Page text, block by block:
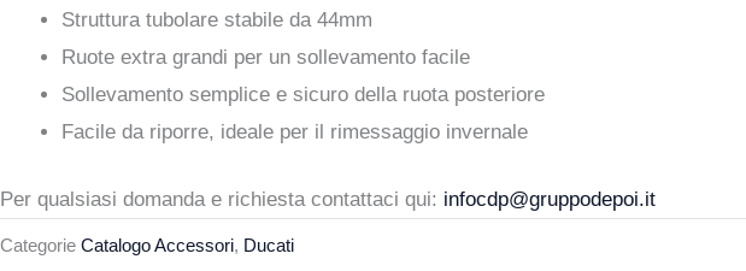
281,30 €.225,00 €.
quantità
Struttura tubolare stabile da 44mm
Ruote extra grandi per un sollevamento facile
Sollevamento semplice e sicuro della ruota posteriore
Facile da riporre, ideale per il rimessaggio invernale
Per qualsiasi domanda e richiesta contattaci qui: infocdp@gruppodepoi.it
Categorie Catalogo Accessori, Ducati